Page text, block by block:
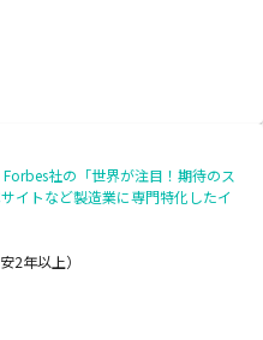
社の「世界が注目！期待のス
イトなど製造業に専門特化したイ
2年以上）